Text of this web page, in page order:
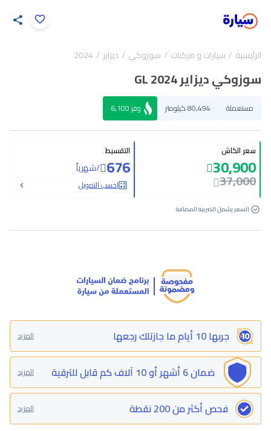
الرئيسية سيارات و مركبات سوزوكي ديزاير 2024
سوزوكي ديزاير GL 2024
مستعملة 80,494 كيلومتر وفر6,100
سعر الكاش
30,900
37,000
التقسيط
676
/شهرياً
احسب التمويل
السعر يشمل الضريبة المضافة
جربها 10 أيام ما جازتلك رجعها المزيد
ضمان 6 أشهر أو 10 آلاف كم قابل للترقية المزيد
فحص أكثر من 200 نقطة المزيد